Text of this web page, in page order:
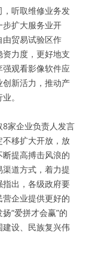
听取维修业务发
步扩大服务业开
由贸易试验区作
力度，更好地支
观看影像软件应
新活力，推动产
。
家企业负责人发言
移扩大开放，放
提高搏击风浪的
道方式，着力提
出，各级政府要
企业提供更好的
“爱拼才会赢”的
设、民族复兴伟